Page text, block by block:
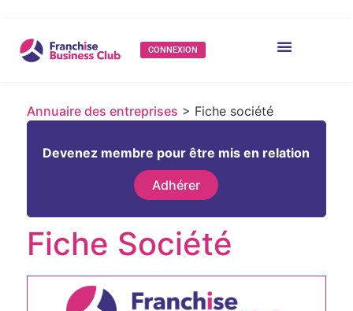
CONNEXION
Annuaire des entreprises > Fiche société
Devenez membre pour être mis en relation
Adhérer
Fiche Société